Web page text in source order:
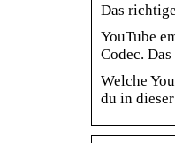
Das
YouTube
Codec.
Welche
du in